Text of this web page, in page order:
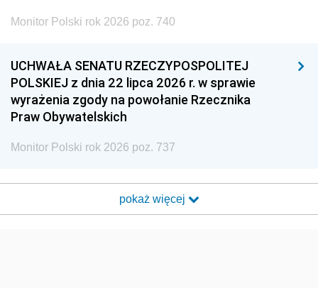
Monitor Polski rok 2026 poz. 740
UCHWAŁA SENATU RZECZYPOSPOLITEJ
POLSKIEJ z dnia 22 lipca 2026 r. w sprawie
wyrażenia zgody na powołanie Rzecznika
Praw Obywatelskich
Monitor Polski rok 2026 poz. 737
pokaż więcej